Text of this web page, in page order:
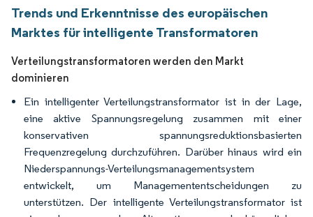
Trends und Erkenntnisse des europäischen
Marktes für intelligente Transformatoren
Verteilungstransformatoren werden den Markt
dominieren
Ein intelligenter Verteilungstransformator ist in der Lage,
eine aktive Spannungsregelung zusammen mit einer
konservativen spannungsreduktionsbasierten
Frequenzregelung durchzuführen. Darüber hinaus wird ein
Niederspannungs-Verteilungsmanagementsystem
entwickelt, um Managemententscheidungen zu
unterstützen. Der intelligente Verteilungstransformator ist